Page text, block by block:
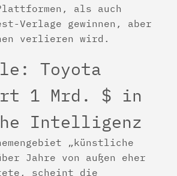
als auch
Verlage gewinnen, aber
verlieren wird.
Toyota
1 Mrd. $ in
Intelligenz
„künstliche
Jahre von außen eher
scheint die